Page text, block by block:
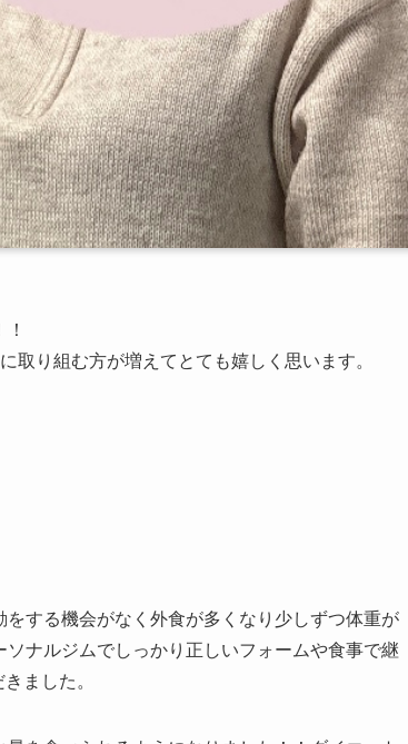
取り組む方が増えてとても嬉しく思います。
する機会がなく外食が多くなり少しずつ体重が
ナルジムでしっかり正しいフォームや食事で継
ました。